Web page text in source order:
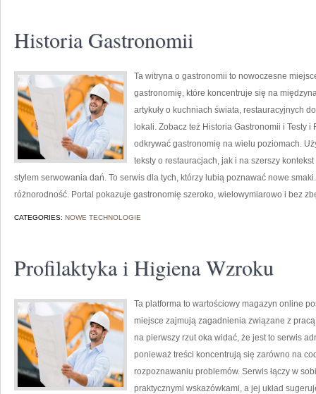
Historia Gastronomii
Ta witryna o gastronomii to nowoczesne
gastronomię, które koncentruje się na
artykuły o kuchniach świata, restauracyjnych
lokali. Zobacz też Historia Gastronomii i Testy
odkrywać gastronomię na wielu poziomach.
teksty o restauracjach, jak i na szerszy
stylem serwowania dań. To serwis dla tych, którzy lubią poznawać nowe
różnorodność. Portal pokazuje gastronomię szeroko, wielowymiarowo i bez
CATEGORIES: NOWE TECHNOLOGIE
Profilaktyka i Higiena Wzroku
Ta platforma to wartościowy magazyn online
miejsce zajmują zagadnienia związane z
na pierwszy rzut oka widać, że jest to serwis
ponieważ treści koncentrują się zarówno na
rozpoznawaniu problemów. Serwis łączy w
praktycznymi wskazówkami, a jej układ